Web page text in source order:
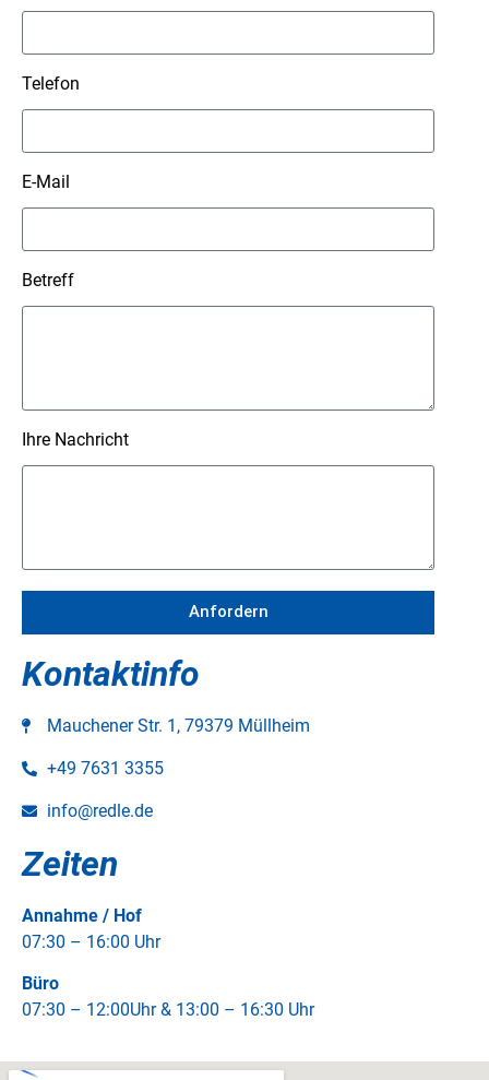
Telefon
E-Mail
Betreff
Ihre Nachricht
Anfordern
Kontaktinfo
Mauchener Str. 1, 79379 Müllheim
+49 7631 3355
info@redle.de
Zeiten
Annahme / Hof
07:30 – 16:00 Uhr
Büro
07:30 – 12:00Uhr & 13:00 – 16:30 Uhr